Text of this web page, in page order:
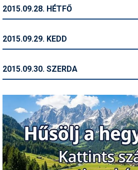
2015.09.28. HÉTFŐ
2015.09.29. KEDD
2015.09.30. SZERDA